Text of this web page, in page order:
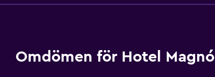
Omdömen för Hotel